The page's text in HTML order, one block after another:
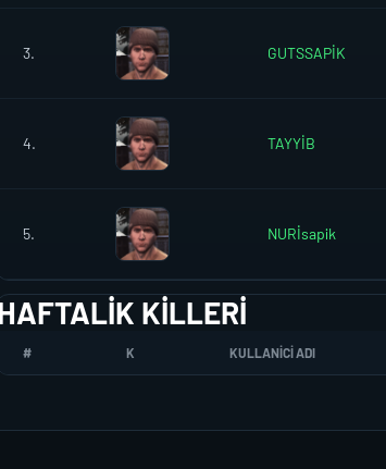
3. GUTSSAPİK
4. TAYYİB
5. NURİsapik
KILLERI
# K KULLANICI ADI